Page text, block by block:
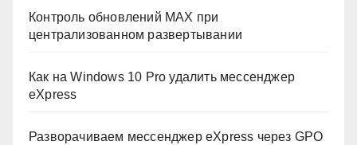
Контроль обновлений MAX при
централизованном развертывании
Как на Windows 10 Pro удалить мессенджер
eXpress
Разворачиваем мессенджер eXpress через GPO